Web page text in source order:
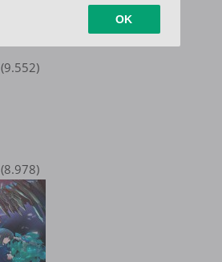
(9.552)
(8.978)